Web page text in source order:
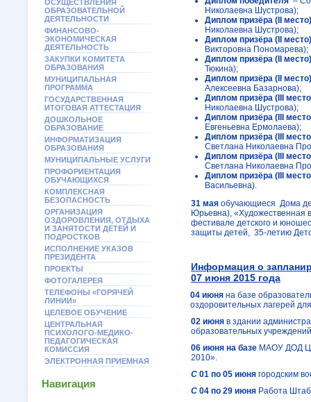
ОСУЩЕСТВЛЕНИЯ
ОБРАЗОВАТЕЛЬНОЙ
ДЕЯТЕЛЬНОСТИ
ФИНАНСОВО-
ЭКОНОМИЧЕСКАЯ
ДЕЯТЕЛЬНОСТЬ
ЗАКУПКИ КОМИТЕТА
ОБРАЗОВАНИЯ
МУНИЦИПАЛЬНАЯ
ПРОГРАММА
ГОСУДАРСТВЕННАЯ
ИТОГОВАЯ АТТЕСТАЦИЯ
ДОШКОЛЬНОЕ
ОБРАЗОВАНИЕ
ИНФОРМАТИЗАЦИЯ
ОБРАЗОВАНИЯ
МУНИЦИПАЛЬНЫЕ УСЛУГИ
ПРОФОРИЕНТАЦИЯ
ОБУЧАЮЩИХСЯ
КОМПЛЕКСНАЯ
БЕЗОПАСНОСТЬ
ОРГАНИЗАЦИЯ
ОЗДОРОВЛЕНИЯ, ОТДЫХА
И ЗАНЯТОСТИ ДЕТЕЙ И
ПОДРОСТКОВ
ИСПОЛНЕНИЕ УКАЗОВ
ПРЕЗИДЕНТА
ПРОЕКТЫ
ФОТОГАЛЕРЕЯ
ТЕЛЕФОНЫ «ГОРЯЧЕЙ
ЛИНИИ»
ЦЕЛЕВОЕ ОБУЧЕНИЕ
ЦЕНТРАЛЬНАЯ
ПСИХОЛОГО-МЕДИКО-
ПЕДАГОГИЧЕСКАЯ
КОМИССИЯ
ЭЛЕКТРОННАЯ ПРИЕМНАЯ
Навигация
Николаевна Шустрова);
Диплом призёра (
место)
Николаевна Шустрова);
Диплом призёра (
место)
Викторовна Пономарева);
Диплом призёра (
место)
Тюкина);
Диплом призёра (
место)
Алексеевна Базарнова);
Диплом призёра (
Николаевна Шустрова);
Диплом призёра (
Евгеньевна Ермолаева);
Диплом призёра (
Светлана Николаевна
Диплом призёра (
Светлана Николаевна
Диплом призёра (
Васильевна).
31 мая обучающиеся Дома
Юрьевна), «Художественная
фестивале детского и
защиты детей, 35-летию
Информация о
07 июня 2015 года
04 июняна базе
оздоровительных лагерей
02 июня в здании
образовательных
06 июня на базе МАОУ ДОД
2010».
С 01 по 05 июня городским
С 04 по 29 июня Работа